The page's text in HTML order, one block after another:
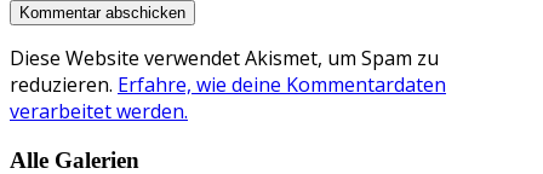
Diese Website verwendet Akismet, um Spam zu
reduzieren. Erfahre, wie deine Kommentardaten
verarbeitet werden.
Alle Galerien